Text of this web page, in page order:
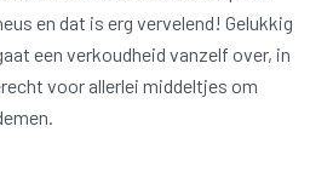
en dat is erg vervelend! Gelukkig
een verkoudheid vanzelf over, in
voor allerlei middeltjes om